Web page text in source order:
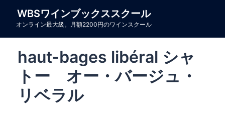
WBSワインブックススクール
オンライン最大級。月額2200円のワインスクール
haut-bages libéral シャ
トー オー・バージュ・
リベラル